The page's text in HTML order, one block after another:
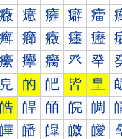
癓 癔 癕 癖 癗
癣 癤 癥 癦 癧
癳 癴 癵 癶 癷
皃 的 皅 皆 皇
皓 皔 皕 皖 皗
皣 皤 皥 皦 皧